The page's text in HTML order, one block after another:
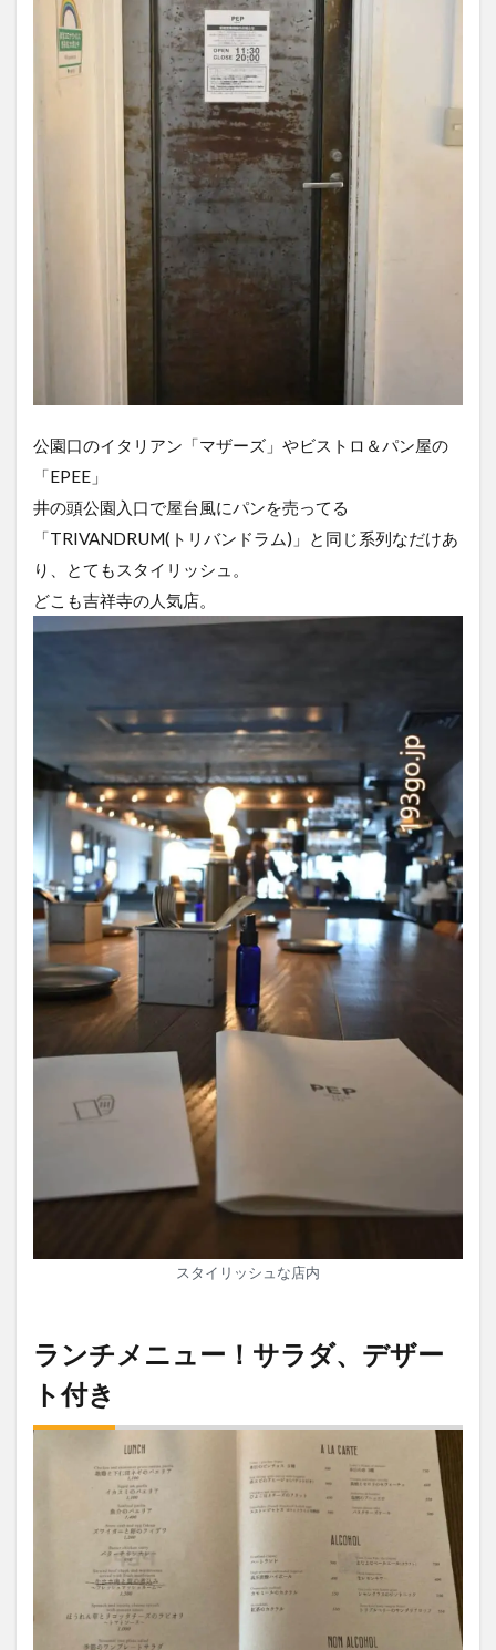
公園口のイタリアン「マザーズ」やビストロ＆パン屋の
「EPEE」
井の頭公園入口で屋台風にパンを売ってる
「TRIVANDRUM(トリバンドラム)」と同じ系列なだけあ
り、とてもスタイリッシュ。
どこも吉祥寺の人気店。
スタイリッシュな店内
ランチメニュー！サラダ、デザー
ト付き